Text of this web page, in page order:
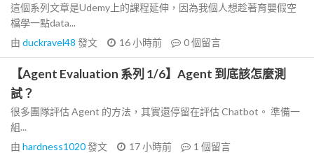
這個系列文章是Udemy上的課程延伸，因為我個人想趁著育嬰假空
檔學一點data...
由 duckravel48 發文 16 小時前 0個留言
【Agent Evaluation 系列 1/6】Agent 到底該怎麼測
試？
很多團隊評估 Agent 的方法，其實還停留在評估 Chatbot。 準備一
組...
由 hardness1020發文 17 小時前 1 個留言